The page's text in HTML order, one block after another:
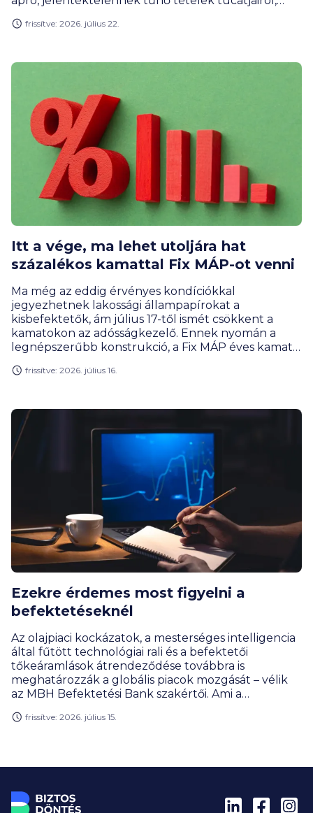
a jövedelmünk egy jelentős részét. Az apró
százezres összeg a kezünkből, hogy nem tudjuk,
jelenség, és mit tehetünk ellene.
frissítve: 2026. július 22.
Itt a vége, ma lehet utoljára hat
százalékos kamattal Fix MÁP-ot venni
Ma még az eddig érvényes kondíciókkal
jegyezhetnek lakossági állampapírokat a
kisbefektetők, ám július 17-től ismét csökkent a
kamatokon az adósságkezelő. Ennek nyomán a
legnépszerűbb konstrukció, a Fix MÁP éves kamata
minden hónapban vágott a lakossági állampapírok
vásárlásait a bankok is igyekeznek ösztönözni.
frissítve: 2026. július 16.
Ezekre érdemes most figyelni a
befektetéseknél
Az olajpiaci kockázatok, a mesterséges intelligencia
által fűtött technológiai rali és a befektetői
tőkeáramlások átrendeződése továbbra is
meghatározzák a globális piacok mozgását – vélik
az MBH Befektetési Bank szakértői. Ami a
támogatja a pozitív befektetői megítélést. A
jegybanki alapkamat pedig 5 százalék alá
az éves, átlagos infláció 2,2 százalék körül alakulhat
2026-ban.
frissítve: 2026. július 15.